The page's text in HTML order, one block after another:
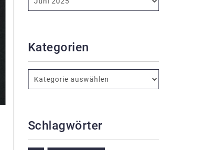
Kategorien
Schlagwörter